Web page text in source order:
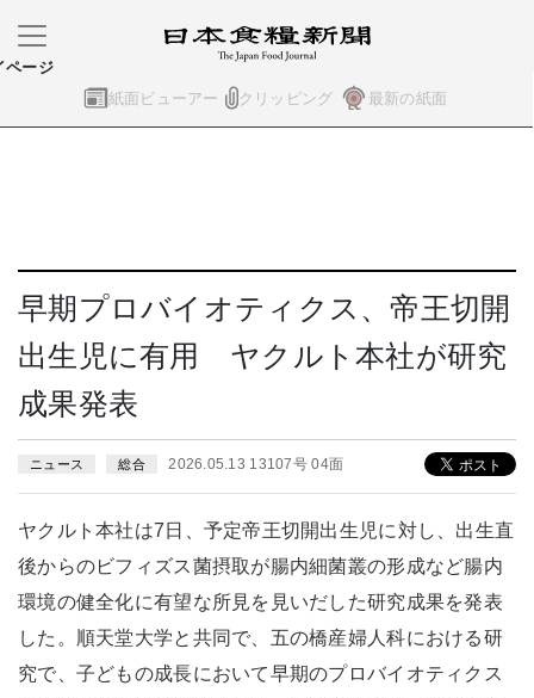
紙面ビューアー クリッピング 最新の紙面
ページ
早期プロバイオティクス、帝王切開
出生児に有用 ヤクルト本社が研究
成果発表
ニュース 総合 2026.05.13 13107号 04面
ヤクルト本社は7日、予定帝王切開出生児に対し、出生直
後からのビフィズス菌摂取が腸内細菌叢の形成など腸内
環境の健全化に有望な所見を見いだした研究成果を発表
した。順天堂大学と共同で、五の橋産婦人科における研
究で、子どもの成長において早期のプロバイオティクス